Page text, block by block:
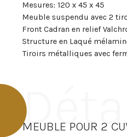
Mesures: 120 x 45 x 45
Meuble suspendu avec 2
Front Cadran en relief
Structure en Laqué
Tiroirs métalliques avec
MEUBLE POUR 2